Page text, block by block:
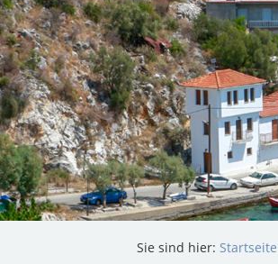
Sie sind hier: Startseite